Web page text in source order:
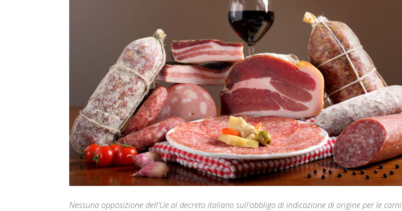
Nessuna opposizione dell'Ue al decreto italiano sull'obbligo di indicazione di origine per le carni